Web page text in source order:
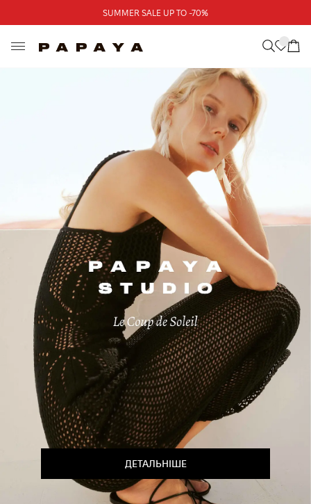
Треба допомога?
Адреси магазинів
SUMMER SALE UP TO -70%
ДЕТАЛЬНІШЕ